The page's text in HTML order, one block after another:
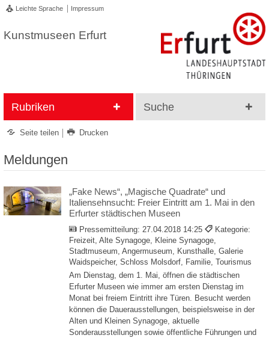
Leichte Sprache Impressum
Kunstmuseen Erfurt
Rubriken Suche
Seite teilen Drucken
Meldungen
„Fake News“, „Magische Quadrate“ und
Italiensehnsucht: Freier Eintritt am 1. Mai in den
Erfurter städtischen Museen
Pressemitteilung: 27.04.2018 14:25
Kategorie:
Freizeit, Alte Synagoge, Kleine Synagoge,
Stadtmuseum, Angermuseum, Kunsthalle, Galerie
Waidspeicher, Schloss Molsdorf, Familie, Tourismus
Am Dienstag, dem 1. Mai, öffnen die städtischen
Erfurter Museen wie immer am ersten Dienstag im
Monat bei freiem Eintritt ihre Türen. Besucht werden
können die Dauerausstellungen, beispielsweise in der
Alten und Kleinen Synagoge, aktuelle
Sonderausstellungen sowie öffentliche Führungen und